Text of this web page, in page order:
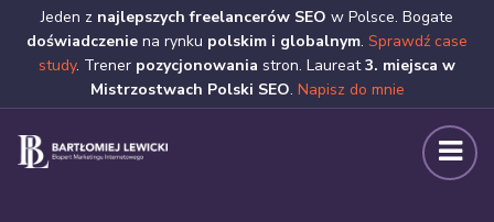
Jeden z najlepszych freelancerów SEO w Polsce. Bogate
doświadczenie na rynku polskim i globalnym. Sprawdź case
study. Trener pozycjonowania stron. Laureat3. miejsca w
Mistrzostwach Polski SEO. Napisz do mnie